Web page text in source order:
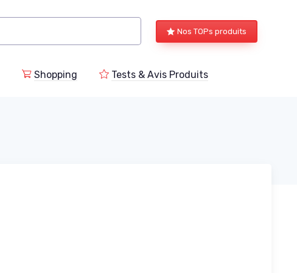
Nos TOPs produits
Shopping Tests & Avis Produits